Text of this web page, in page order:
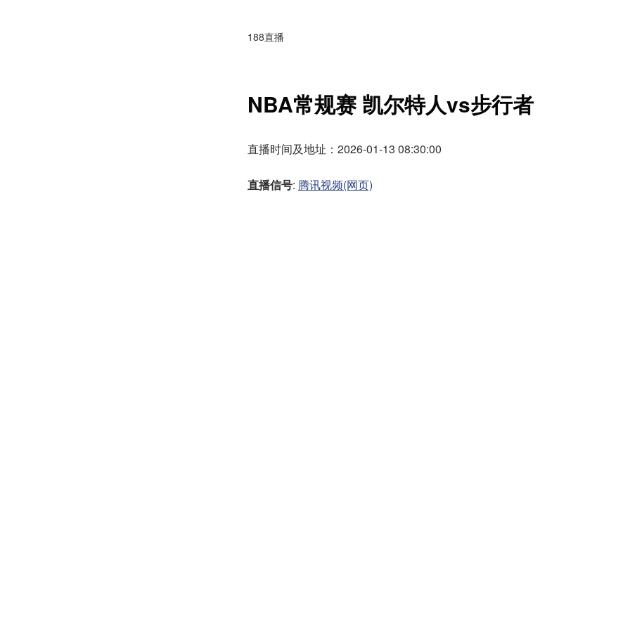
188直播
NBA常规赛 凯尔特人vs步行者
直播时间及地址：2026-01-13 08:30:00
直播信号: 腾讯视频(网页)